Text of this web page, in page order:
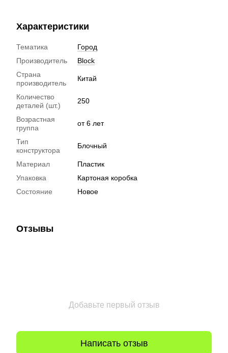
Характеристики
Тематика
Город
Производитель
Block
Страна
производитель
Китай
Количество
деталей (шт.)
250
Возрастная
группа
от 6 лет
Тип
конструктора
Блочный
Материал
Пластик
Упаковка
Картоная коробка
Состояние
Новое
Отзывы
Добавьте первый отзыв
Написать отзыв